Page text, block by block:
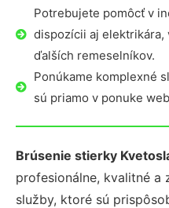
Potrebujete pomôcť v
dispozícii aj elektrikára,
ďalších remeselníkov.
Ponúkame komplexné
sú priamo v ponuke
Brúsenie stierky
profesionálne, kvalitné a
služby, ktoré sú